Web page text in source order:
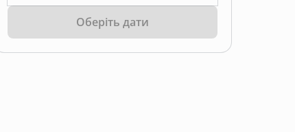
Оберіть дати